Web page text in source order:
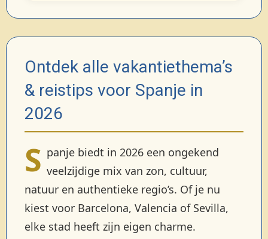
Ontdek alle vakantiethema’s
& reistips voor Spanje in
2026
S panje biedt in 2026 een ongekend
veelzijdige mix van zon, cultuur,
natuur en authentieke regio’s. Of je nu
kiest voor Barcelona, Valencia of Sevilla,
elke stad heeft zijn eigen charme.